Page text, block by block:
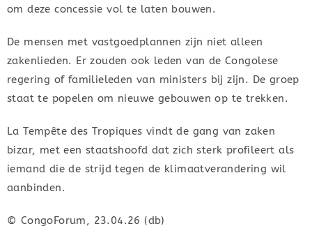
om deze concessie vol te laten bouwen.
De mensen met vastgoedplannen zijn niet alleen
zakenlieden. Er zouden ook leden van de Congolese
regering of familieleden van ministers bij zijn. De groep
staat te popelen om nieuwe gebouwen op te trekken.
La Tempête des Tropiques vindt de gang van zaken
bizar, met een staatshoofd dat zich sterk profileert als
iemand die de strijd tegen de klimaatverandering wil
aanbinden.
© CongoForum, 23.04.26 (db)